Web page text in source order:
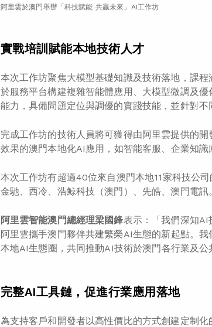
阿里雲於澳門舉辦「科技賦能 共贏未來」AI工作坊
實戰培訓賦能本地技術人才
本次工作坊聚焦大模型基礎知識及技術落地，課
於服務平台構建複雜智能體應用、大模型微調及
能力，具備問題定位與調優的實踐技能，並針對不
完成工作坊的技術人員將可獲得由阿里雲提供的
效果的澳門本地化AI應用，如智能客服、企業知
本次工作坊有超過40位來自澳門本地11家科技公
金馳、西冷、浩鯨科技（澳門）、先皓、澳門電訊。
阿里雲智能澳門總經理梁國鋒表示：「我們深知AI
阿里雲攜手澳門夥伴共建繁榮AI生態的新起點。
本地AI生態圈，共同推動AI技術於澳門各行業及公
完整AI工具鏈，促進行業應用落地
為支持客戶和開發者以高性價比的方式創建定制